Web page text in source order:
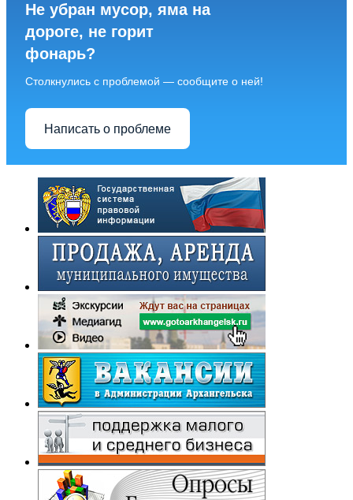
Не убран мусор, яма на
дороге, не горит
фонарь?
Столкнулись с проблемой — сообщите о ней!
Написать о проблеме